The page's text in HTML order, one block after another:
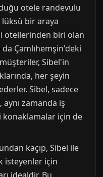
otele randevulu
bir araya
otellerinden biri olan
Çamlıhemşin'deki
Sibel'in
her şeyin
Sibel, sadece
zamanda iş
konaklamalar için de
kaçıp, Sibel ile
isteyenler için